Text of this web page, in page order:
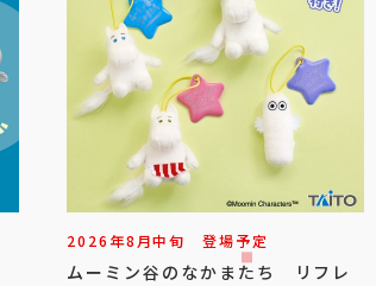
2026年8月中旬 登場予定
ムーミン谷のなかまたち リフレ